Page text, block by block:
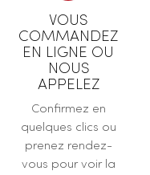
VOUS
COMMANDEZ
EN LIGNE OU
NOUS
APPELEZ
Confirmez en
quelques clics ou
prenez rendez-
vous pour voir la